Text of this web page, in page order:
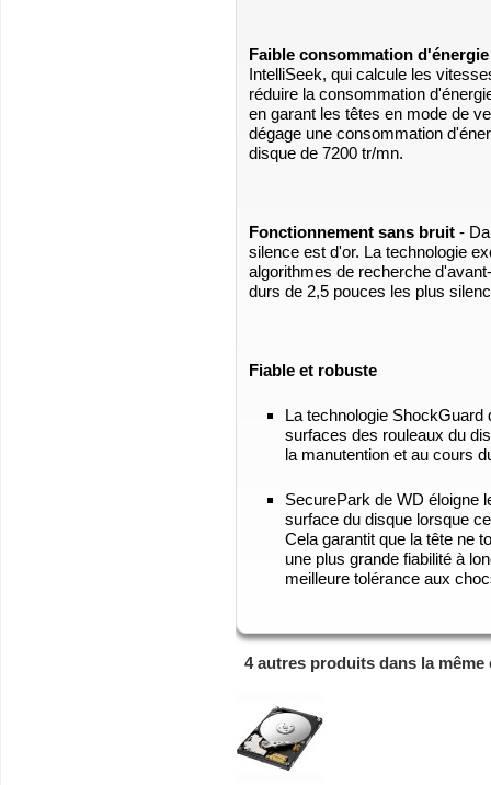
Faible consommation d'énergie
IntelliSeek, qui calcule les
réduire la consommation
en garant les têtes en mode de
dégage une consommation
disque de 7200 tr/mn.
Fonctionnement sans bruit -
silence est d'or. La technologie
algorithmes de recherche
durs de 2,5 pouces les plus
Fiable et robuste
La technologie
surfaces des rouleaux du
la manutention et au cours
SecurePark de WD éloigne
surface du disque lorsque
Cela garantit que la tête ne
une plus grande fiabilité à
meilleure tolérance aux
4 autres produits dans la même